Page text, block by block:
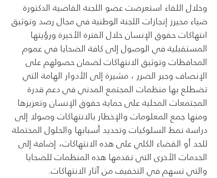
وخلال اللقاء استعرضت عضو اللجنة القاضية الدكتورة
ضياء محيرز إنجازات اللجنة الوطنية في مجال رصد وتوثيق
انتهاكات حقوق الإنسان خلال الفترة الأخيرة ورؤيتها
المستقبلية في الوصول إلى كافة الضحايا في عموم
المحافظات وتوثيق الانتهاكات لضمان حصولهم على
الإنصاف وجبر الضرر ، مشيرة إلى الأدوار الهامة التي
تضطلع بها منظمات المجتمع المدني في دعم قدرة
المجتمعات المحلية على حماية حقوق الإنسان وتعزيزها
ومنها جمع المعلومات والإخطار بالانتهاكات وصولا إلى
دراسة نمط السلوكيات وتحديد أسبابها والحلول المحتملة
للحد أو القضاء الكلي على هذه الانتهاكات، إضافة إلى
الخدمات الأخرى التي تقدمها هذه المنظمات للضحايا
والتي تسهم في التخفيف من آثار الانتهاكات.